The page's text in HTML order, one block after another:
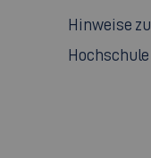
Hinweise